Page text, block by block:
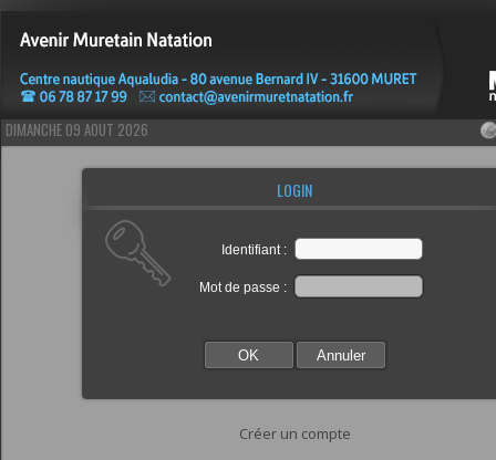
DIMANCHE 09 AOUT 2026
LOGIN
Identifiant :
Mot de passe :
OK Annuler
Créer un compte